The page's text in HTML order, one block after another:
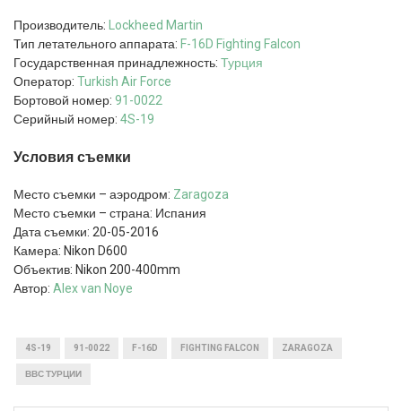
Производитель: Lockheed Martin
Тип летательного аппарата: F-16D Fighting Falcon
Государственная принадлежность: Турция
Оператор: Turkish Air Force
Бортовой номер: 91-0022
Серийный номер: 4S-19
Условия съемки
Место съемки – аэродром: Zaragoza
Место съемки – страна: Испания
Дата съемки: 20-05-2016
Камера: Nikon D600
Объектив: Nikon 200-400mm
Автор: Alex van Noye
4S-19 91-0022 F-16D FIGHTING FALCON ZARAGOZA
ВВС ТУРЦИИ